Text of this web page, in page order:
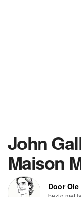
John
Maison
Door
bezig met